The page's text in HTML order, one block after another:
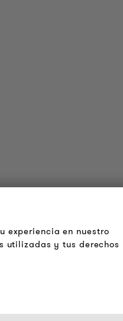
experiencia en nuestro
utilizadas y tus derechos